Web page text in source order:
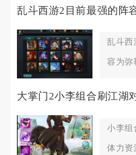
乱斗西游2目前最强的阵
乱斗西
容为弥
小李组
体力资